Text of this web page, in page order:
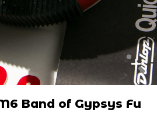
Band of Gypsys Fu